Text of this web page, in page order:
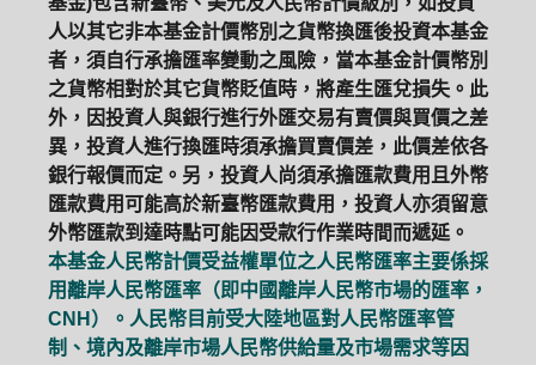
人以其它非本基金計價幣別之貨幣換匯後投資本基金
者，須自行承擔匯率變動之風險，當本基金計價幣別
之貨幣相對於其它貨幣貶值時，將產生匯兌損失。此
外，因投資人與銀行進行外匯交易有賣價與買價之差
異，投資人進行換匯時須承擔買賣價差，此價差依各
銀行報價而定。另，投資人尚須承擔匯款費用且外幣
匯款費用可能高於新臺幣匯款費用，投資人亦須留意
外幣匯款到達時點可能因受款行作業時間而遞延。
本基金人民幣計價受益權單位之人民幣匯率主要係採
用離岸人民幣匯率（即中國離岸人民幣市場的匯率，
CNH）。人民幣目前受大陸地區對人民幣匯率管
制、境內及離岸市場人民幣供給量及市場需求等因